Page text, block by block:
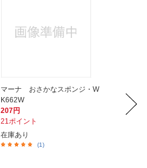
マーナ おさかなスポンジ・W
K662W
207円
21ポイント
在庫あり
(1)
ロ）
1,320円